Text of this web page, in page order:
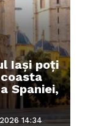
Iași poți
Spaniei,
14:34